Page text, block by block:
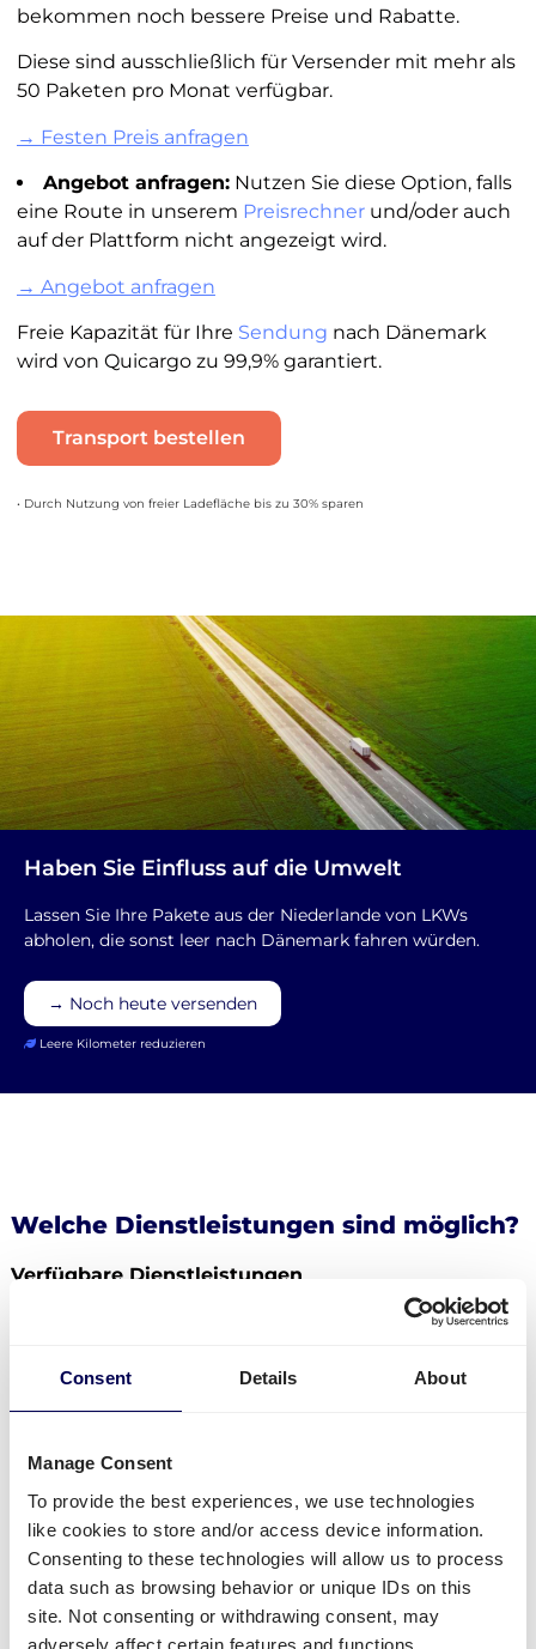
Consent Details About
Manage Consent
To provide the best experiences, we use technologies
like cookies to store and/or access device information.
Consenting to these technologies will allow us to process
data such as browsing behavior or unique IDs on this
site. Not consenting or withdrawing consent, may
adversely affect certain features and functions.
bekommen noch bessere Preise und Rabatte.
Diese sind ausschließlich für Versender mit mehr als
50 Paketen pro Monat verfügbar.
→ Festen Preis anfragen
Angebot anfragen:Nutzen Sie diese Option, falls
eine Route in unserem Preisrechnerund/oder auch
auf der Plattform nicht angezeigt wird.
→ Angebot anfragen
Freie Kapazität für Ihre Sendung nach Dänemark
wird von Quicargo zu 99,9% garantiert.
Transport bestellen
• Durch Nutzung von freier Ladefläche bis zu 30% sparen
Haben Sie Einfluss auf die Umwelt
Lassen Sie Ihre Pakete aus der Niederlande von LKWs
abholen, die sonst leer nach Dänemark fahren würden.
→ Noch heute versenden
Leere Kilometer reduzieren
Welche Dienstleistungen sind möglich?
Verfügbare Dienstleistungen
der Niederlande nach
Egal ob
Sammelgut
Seitenlader, Ladebordwand & Hubwagen sind als
zusätzliche Option buchbar.
Paletten und Pakete können auch an
Amazon
Distributionszentrenversendet werden, ebenso wie
Bol.com